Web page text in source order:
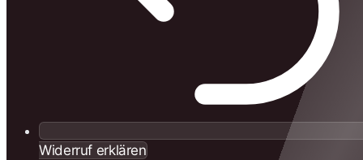
Widerruf erklären